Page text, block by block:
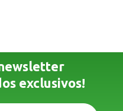
exclusivos!